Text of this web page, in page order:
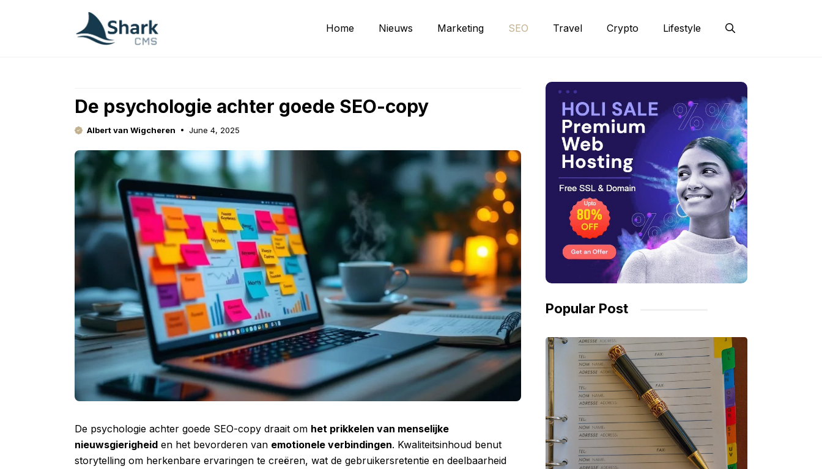
Home Nieuws Marketing SEO Travel Crypto Lifestyle
De psychologie achter goede SEO-copy
Albert van Wigcheren June 4, 2025
De psychologie achter goede SEO-copy draait om het prikkelen van menselijke
nieuwsgierigheid en het bevorderen van emotionele verbindingen. Kwaliteitsinhoud benut
storytelling om herkenbare ervaringen te creëren, wat de gebruikersretentie en deelbaarheid
Popular Post